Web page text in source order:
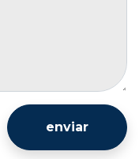
enviar